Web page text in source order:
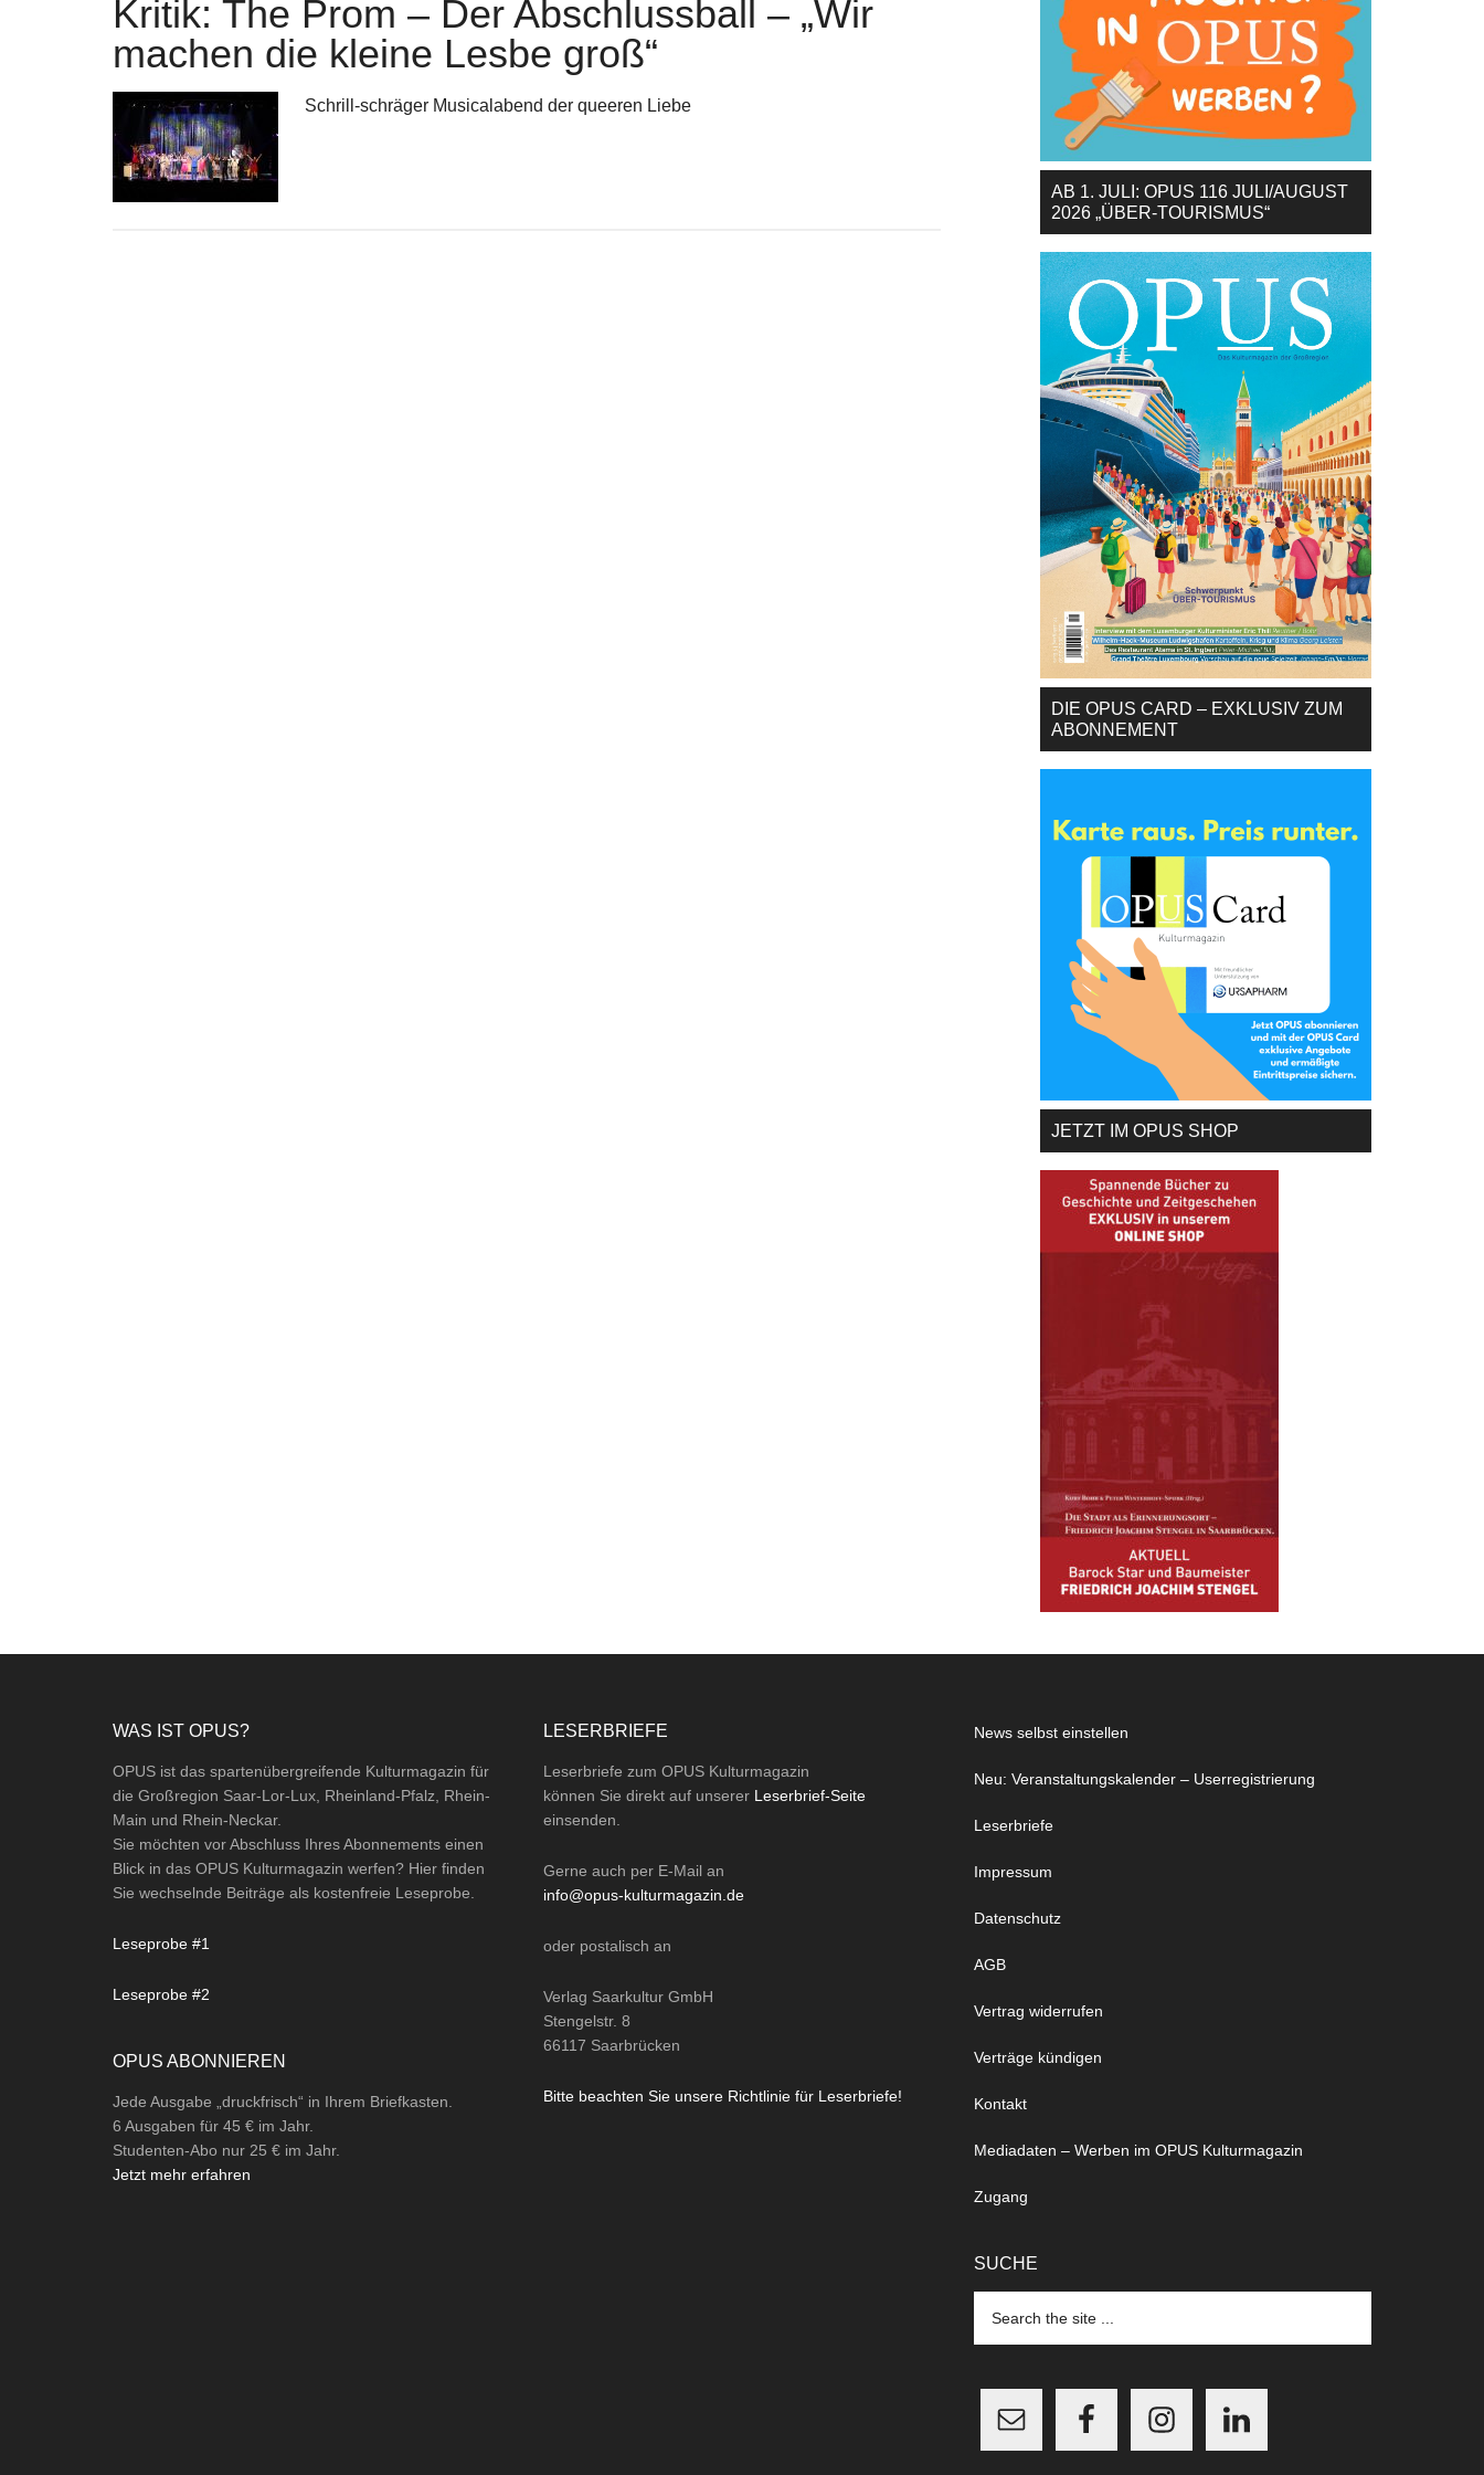
Kritik: The Prom – Der Abschlussball – „Wir
machen die kleine Lesbe groß“
Schrill-schräger Musicalabend der queeren Liebe
AB 1. JULI: OPUS 116 JULI/AUGUST
2026 „ÜBER-TOURISMUS“
DIE OPUS CARD – EXKLUSIV ZUM
ABONNEMENT
JETZT IM OPUS SHOP
WAS IST OPUS?
OPUS ist das spartenübergreifende Kulturmagazin für
die Großregion Saar-Lor-Lux, Rheinland-Pfalz, Rhein-
Main und Rhein-Neckar.
Sie möchten vor Abschluss Ihres Abonnements einen
Blick in das OPUS Kulturmagazin werfen? Hier finden
Sie wechselnde Beiträge als kostenfreie Leseprobe.
Leseprobe #1
Leseprobe #2
OPUS ABONNIEREN
Jede Ausgabe „druckfrisch“ in Ihrem Briefkasten.
6 Ausgaben für 45 € im Jahr.
Studenten-Abo nur 25 € im Jahr.
Jetzt mehr erfahren
LESERBRIEFE
Leserbriefe zum OPUS Kulturmagazin
können Sie direkt auf unserer Leserbrief-Seite
einsenden.
Gerne auch per E-Mail an
info@opus-kulturmagazin.de
oder postalisch an
Verlag Saarkultur GmbH
Stengelstr. 8
66117 Saarbrücken
Bitte beachten Sie unsere Richtlinie für Leserbriefe!
News selbst einstellen
Neu: Veranstaltungskalender – Userregistrierung
Leserbriefe
Impressum
Datenschutz
AGB
Vertrag widerrufen
Verträge kündigen
Kontakt
Mediadaten – Werben im OPUS Kulturmagazin
Zugang
SUCHE
the